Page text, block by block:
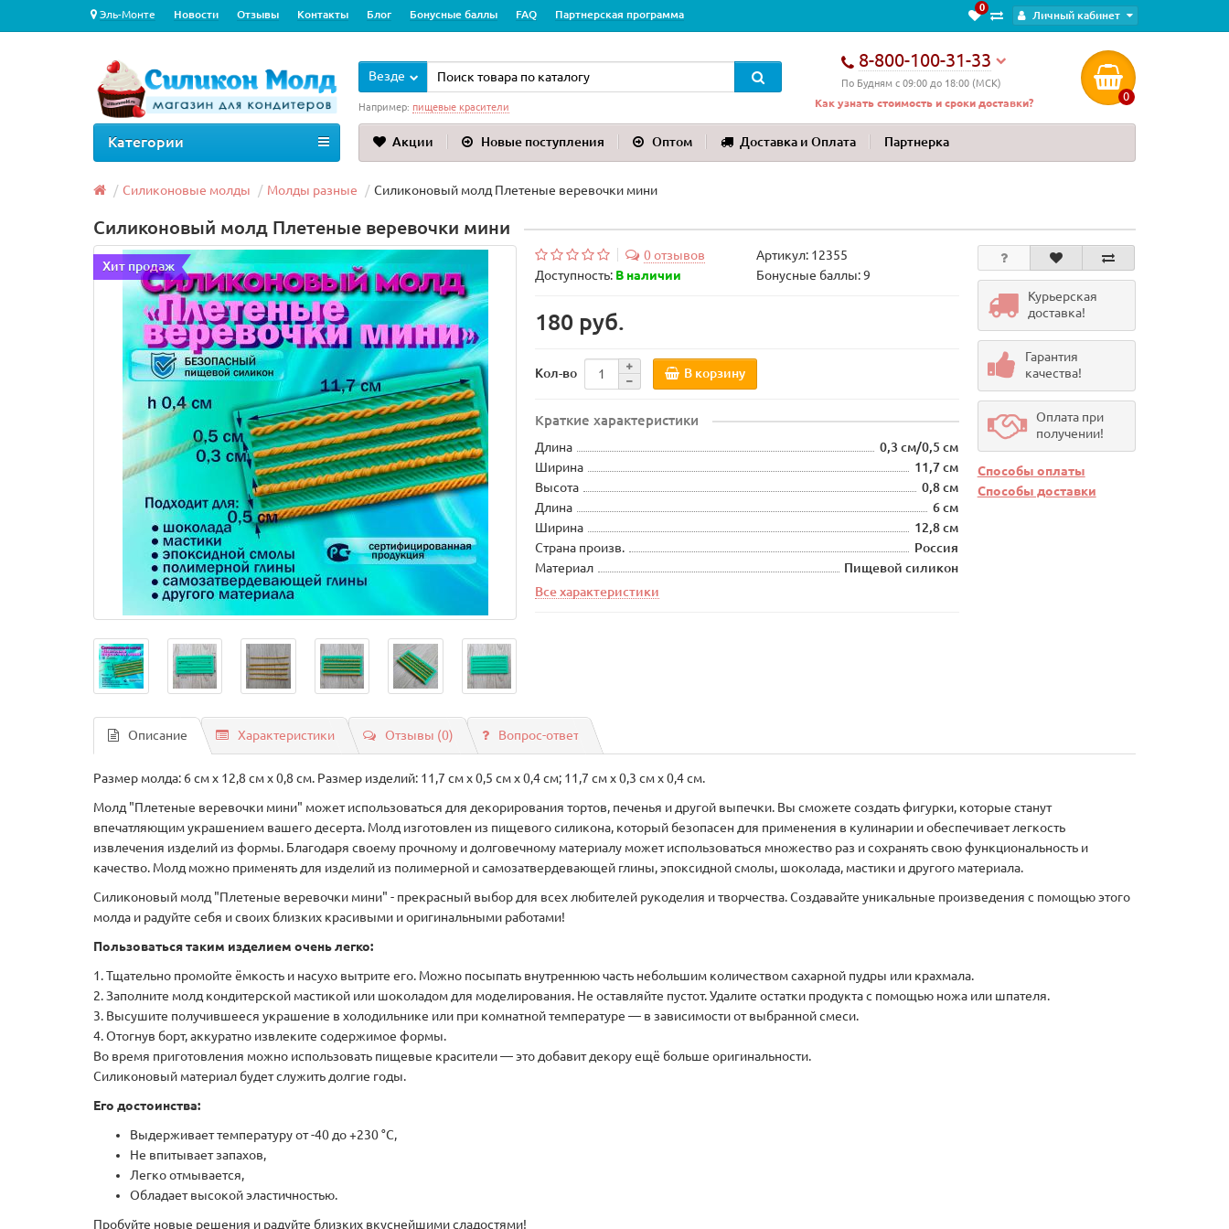
0
Личный кабинет
Эль-Монте Новости Отзывы Контакты Блог Бонусные баллы FAQ Партнерская программа
8-800-100-31-33
По Будням с 09:00 до 18:00 (МСК)
Как узнать стоимость и сроки доставки?
0
Везде
Например: пищевые красители
Акции Новые поступления Оптом Доставка и Оплата Партнерка
Категории
Силиконовые молды Молды разные Силиконовый молд Плетеные веревочки мини
Силиконовый молд Плетеные веревочки мини
Хит продаж
0 отзывов Артикул: 12355
Доступность: В наличии Бонусные баллы: 9
180 руб.
Кол-во В корзину
Краткие характеристики
Длина
0,3 см/0,5 см
Ширина
11,7 см
Высота
0,8 см
Длина
6 см
Ширина
12,8 см
Страна произв.
Россия
Материал
Пищевой силикон
Все характеристики
Курьерская
доставка!
Гарантия
качества!
Оплата при
получении!
Способы оплаты
Способы доставки
Описание Характеристики Отзывы (0) Вопрос-ответ
Размер молда: 6 см х 12,8 см х 0,8 см. Размер изделий: 11,7 см х 0,5 см х 0,4 см; 11,7 см х 0,3 см х 0,4 см.
Молд "Плетеные веревочки мини" может использоваться для декорирования тортов, печенья и другой выпечки. Вы сможете создать фигурки, которые станут
впечатляющим украшением вашего десерта. Молд изготовлен из пищевого силикона, который безопасен для применения в кулинарии и обеспечивает легкость
извлечения изделий из формы. Благодаря своему прочному и долговечному материалу может использоваться множество раз и сохранять свою функциональность и
качество. Молд можно применять для изделий из полимерной и самозатвердевающей глины, эпоксидной смолы, шоколада, мастики и другого материала.
Силиконовый молд "Плетеные веревочки мини" - прекрасный выбор для всех любителей рукоделия и творчества. Создавайте уникальные произведения с помощью этого
молда и радуйте себя и своих близких красивыми и оригинальными работами!
Пользоваться таким изделием очень легко:
1. Тщательно промойте ёмкость и насухо вытрите его. Можно посыпать внутреннюю часть небольшим количеством сахарной пудры или крахмала.
2. Заполните молд кондитерской мастикой или шоколадом для моделирования. Не оставляйте пустот. Удалите остатки продукта с помощью ножа или шпателя.
3. Высушите получившееся украшение в холодильнике или при комнатной температуре — в зависимости от выбранной смеси.
4. Отогнув борт, аккуратно извлеките содержимое формы.
Во время приготовления можно использовать пищевые красители — это добавит декору ещё больше оригинальности.
Силиконовый материал будет служить долгие годы.
Его достоинства:
Выдерживает температуру от -40 до +230 °C,
Не впитывает запахов,
Легко отмывается,
Обладает высокой эластичностью.
Пробуйте новые решения и радуйте близких вкуснейшими сладостями!